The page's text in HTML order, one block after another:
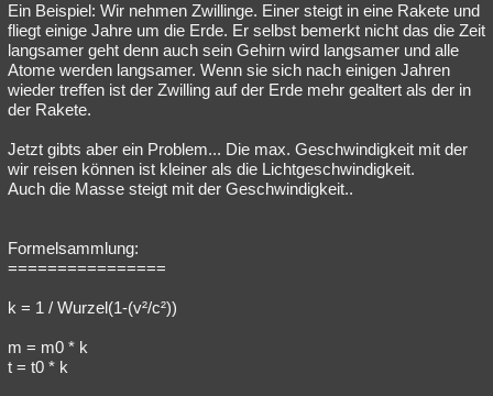
Ein Beispiel: Wir nehmen Zwillinge. Einer steigt in eine Rakete und
fliegt einige Jahre um die Erde. Er selbst bemerkt nicht das die Zeit
langsamer geht denn auch sein Gehirn wird langsamer und alle
Atome werden langsamer. Wenn sie sich nach einigen Jahren
wieder treffen ist der Zwilling auf der Erde mehr gealtert als der in
der Rakete.
Jetzt gibts aber ein Problem... Die max. Geschwindigkeit mit der
wir reisen können ist kleiner als die Lichtgeschwindigkeit.
Auch die Masse steigt mit der Geschwindigkeit..
Formelsammlung:
================
k = 1 / Wurzel(1-(v²/c²))
m = m0 * k
t = t0 * k